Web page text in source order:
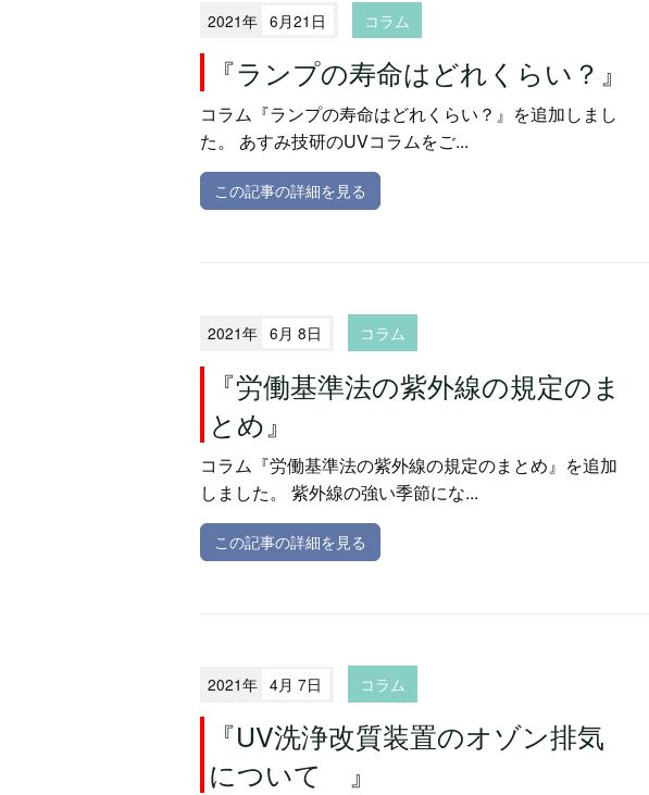
2021年 6月21日 コラム
『ランプの寿命はどれくらい？』
コラム『ランプの寿命はどれくらい？』を追加しまし
た。 あすみ技研のUVコラムをご...
この記事の詳細を見る
2021年 6月 8日 コラム
『労働基準法の紫外線の規定のま
とめ』
コラム『労働基準法の紫外線の規定のまとめ』を追加
しました。 紫外線の強い季節にな...
この記事の詳細を見る
2021年 4月 7日 コラム
『UV洗浄改質装置のオゾン排気
について 』